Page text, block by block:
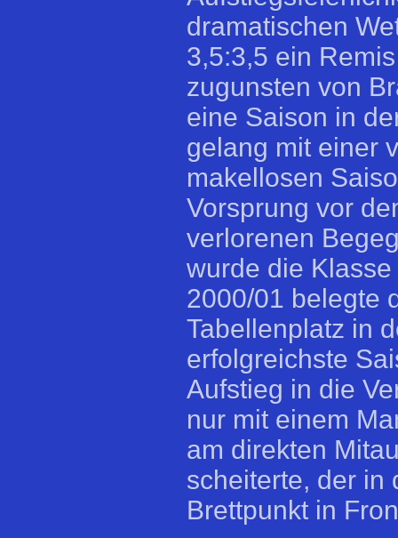
dramatischen
3,5:3,5 ein
zugunsten von
eine Saison in
gelang mit einer
makellosen
Vorsprung vor
verlorenen
wurde die
2000/01 belegte
Tabellenplatz in
erfolgreichste
Aufstieg in die
nur mit einem
am direkten
scheiterte, der in
Brettpunkt in